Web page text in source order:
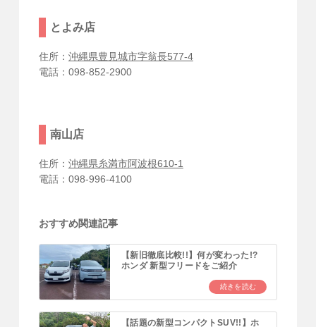
とよみ店
住所： 沖縄県豊見城市字翁長577-4
電話：098-852-2900
南山店
住所： 沖縄県糸満市阿波根610-1
電話：098-996-4100
おすすめ関連記事
【新旧徹底比較!!】何が変わった!?
ホンダ 新型フリードをご紹介
続きを読む
【話題の新型コンパクトSUV!!】ホ